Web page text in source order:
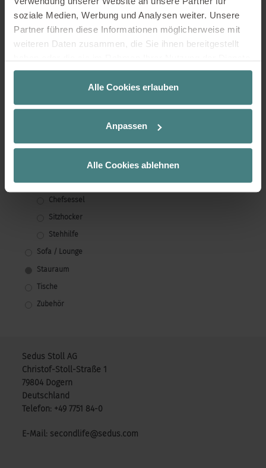
soziale Medien, Werbung und Analysen weiter. Unsere
Partner führen diese Informationen möglicherweise mit
weiteren Daten zusammen, die Sie ihnen bereitgestellt
gesammelt haben.
Alle Cookies erlauben
Anpassen
Alle Cookies ablehnen
inkl. 19 % MwSt.
Sitzmöbel
Besucherstühle
Bürostühle
Chefsessel
Sitzhocker
Stehhilfe
Sofa / Lounge
Stauraum
Tische
Zubehör
Sedus Stoll AG
Christof-Stoll-Straße 1
79804 Dogern
Deutschland
Telefon: +49 7751 84-0
E-Mail: secondlife@sedus.com